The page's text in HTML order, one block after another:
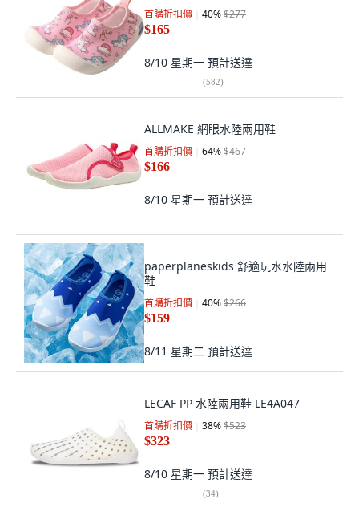
首購折扣價 40%$277
$165
8/10 星期一 預計送達
(582)
ALLMAKE 網眼水陸兩用鞋
首購折扣價 64%$467
$166
8/10 星期一 預計送達
paperplaneskids 舒適玩水水陸兩用
鞋
首購折扣價 40%$266
$159
8/11 星期二 預計送達
LECAF PP 水陸兩用鞋 LE4A047
首購折扣價 38%$523
$323
8/10 星期一 預計送達
(34)